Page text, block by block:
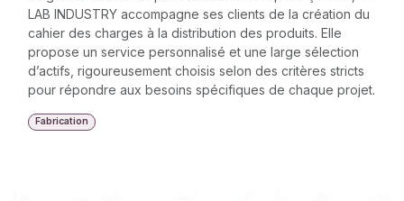
LAB INDUSTRY accompagne ses clients de la création du
cahier des charges à la distribution des produits. Elle
propose un service personnalisé et une large sélection
d’actifs, rigoureusement choisis selon des critères stricts
pour répondre aux besoins spécifiques de chaque projet.
Fabrication